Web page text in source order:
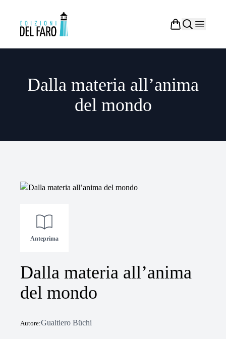
Dalla materia all’anima
del mondo
Anteprima
Dalla materia all’anima
del mondo
Autore:Gualtiero Büchi